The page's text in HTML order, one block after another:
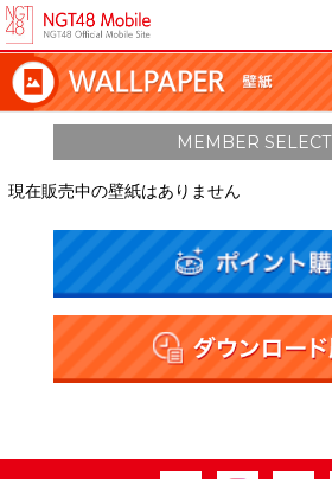
MEMBER SELECT
現在販売中の壁紙はありません